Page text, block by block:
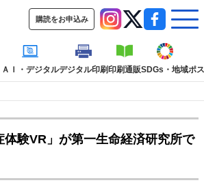
購読をお申込み
ＡＩ・デジタルデジタル印刷印刷通販SDGs・地域ポ
体験VR」が第一生命経済研究所で